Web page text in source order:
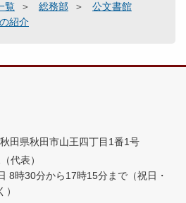
覧 総務部
公文書館
紹介
田県秋田市山王四丁目1番1号
代表）
8時30分から17時15分まで （祝日・